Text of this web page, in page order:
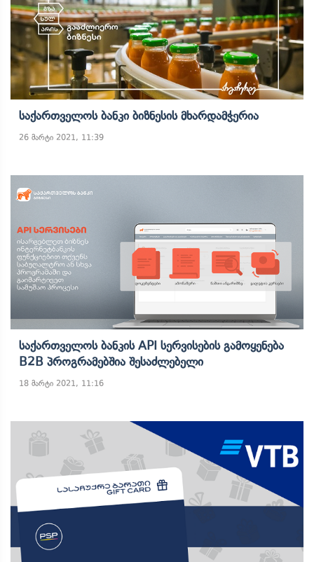
Საქართველოს Ბანკი Ბიზნესის Მხარდამჭერია
26 მარტი 2021, 11:39
Საქართველოს Ბანკის API Სერვისების Გამოყენება
B2B Პროგრამებშია Შესაძლებელი
18 მარტი 2021, 11:16